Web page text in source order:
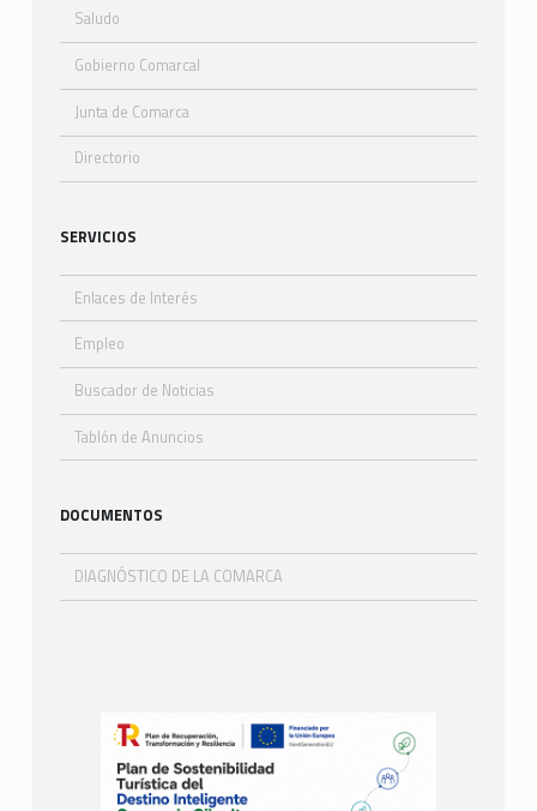
Saludo
Gobierno Comarcal
Junta de Comarca
Directorio
SERVICIOS
Enlaces de Interés
Empleo
Buscador de Noticias
Tablón de Anuncios
DOCUMENTOS
DIAGNÓSTICO DE LA COMARCA